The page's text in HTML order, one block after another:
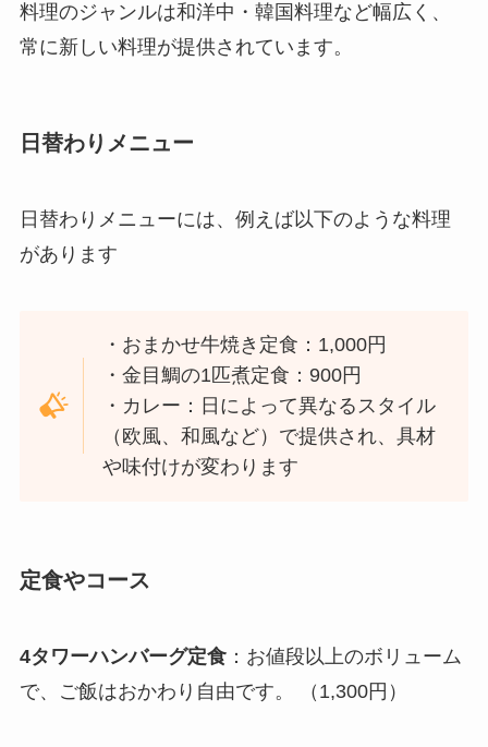
料理のジャンルは和洋中・韓国料理など幅広く、
常に新しい料理が提供されています。
日替わりメニュー
日替わりメニューには、例えば以下のような料理
があります
・おまかせ牛焼き定食：1,000円
・金目鯛の1匹煮定食：900円
・カレー：日によって異なるスタイル
（欧風、和風など）で提供され、具材
や味付けが変わります
定食やコース
4タワーハンバーグ定食：お値段以上のボリューム
で、ご飯はおかわり自由です。 （1,300円）